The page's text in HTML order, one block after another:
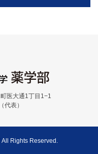
医大通1丁目1−1
代表）
Rights Reserved.